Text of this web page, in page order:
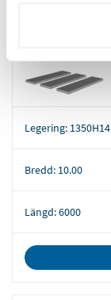
Legering: 1350H14
Bredd: 10.00
Längd:6000